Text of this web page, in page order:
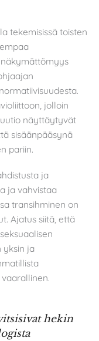
tekemisissä toisten
jolloin
näyttäytyvät
sisäänpääsynä
pariin.
ja
ja vahvistaa
transihminen on
Ajatus siitä, että
yksin ja
hekin